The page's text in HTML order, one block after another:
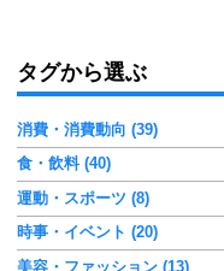
タグから選ぶ
消費・消費動向 (39)
食・飲料 (40)
運動・スポーツ (8)
時事・イベント (20)
美容・ファッション (13)